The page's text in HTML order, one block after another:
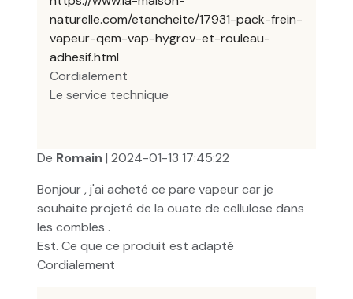
naturelle.com/etancheite/17931-pack-frein-
vapeur-qem-vap-hygrov-et-rouleau-
adhesif.html
Cordialement
Le service technique
De Romain | 2024-01-13 17:45:22
Bonjour , j'ai acheté ce pare vapeur car je
souhaite projeté de la ouate de cellulose dans
les combles .
Est. Ce que ce produit est adapté
Cordialement